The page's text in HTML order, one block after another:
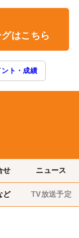
はこちら
ント・成績
せ ニュース
ど TV放送予定